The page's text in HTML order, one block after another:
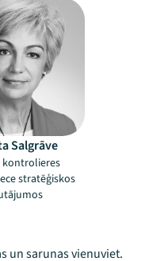
Salgrāve
kontrolieres
stratēģiskos
un sarunas vienuviet.